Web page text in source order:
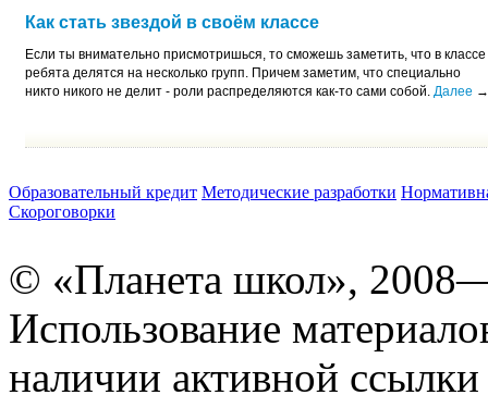
Как стать звездой в своём классе
Если ты внимательно присмотришься, то сможешь заметить, что в классе
ребята делятся на несколько групп. Причем заметим, что специально
никто никого не делит - роли распределяются как-то сами собой. Далее →
Образовательный кредит Методические разработки
Скороговорки
© «Планета школ»,
Использование
наличии активной